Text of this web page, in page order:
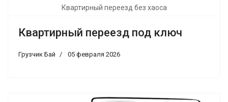
Квартирный переезд без хаоса
Квартирный переезд под ключ
Грузчик Бай 05 февраля 2026